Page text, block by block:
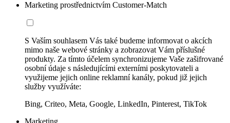
Marketing prostřednictvím Customer-Match
S Vaším souhlasem Vás také budeme informovat o akcích
mimo naše webové stránky a zobrazovat Vám příslušné
produkty. Za tímto účelem synchronizujeme Vaše zašifrované
osobní údaje s následujícími externími poskytovateli a
využijeme jejich online reklamní kanály, pokud již jejich
služby využíváte:
Bing, Criteo, Meta, Google, LinkedIn, Pinterest, TikTok
Marketing